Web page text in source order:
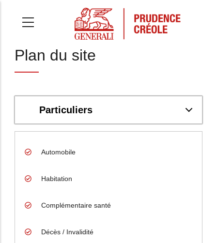
Plan du site
Particuliers
Automobile
Habitation
Complémentaire santé
Décès / Invalidité